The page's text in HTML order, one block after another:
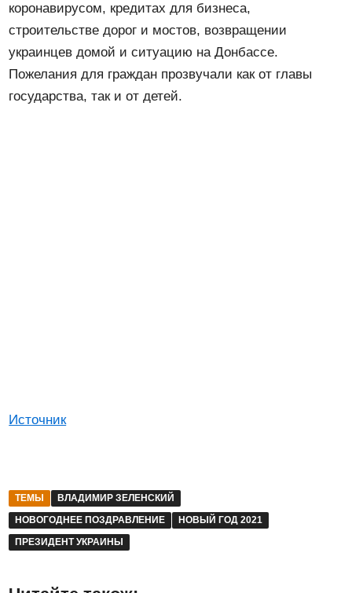
коронавирусом, кредитах для бизнеса,
строительстве дорог и мостов, возвращении
украинцев домой и ситуацию на Донбассе.
Пожелания для граждан прозвучали как от главы
государства, так и от детей.
Источник
ТЕМЫ
ВЛАДИМИР ЗЕЛЕНСКИЙ
НОВОГОДНЕЕ ПОЗДРАВЛЕНИЕ
НОВЫЙ ГОД 2021
ПРЕЗИДЕНТ УКРАИНЫ